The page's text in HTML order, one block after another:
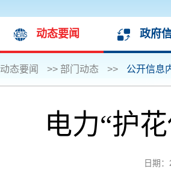
动态要闻 政府
动态要闻 >> 部门动态 >> 公开信息
电力“护
日期